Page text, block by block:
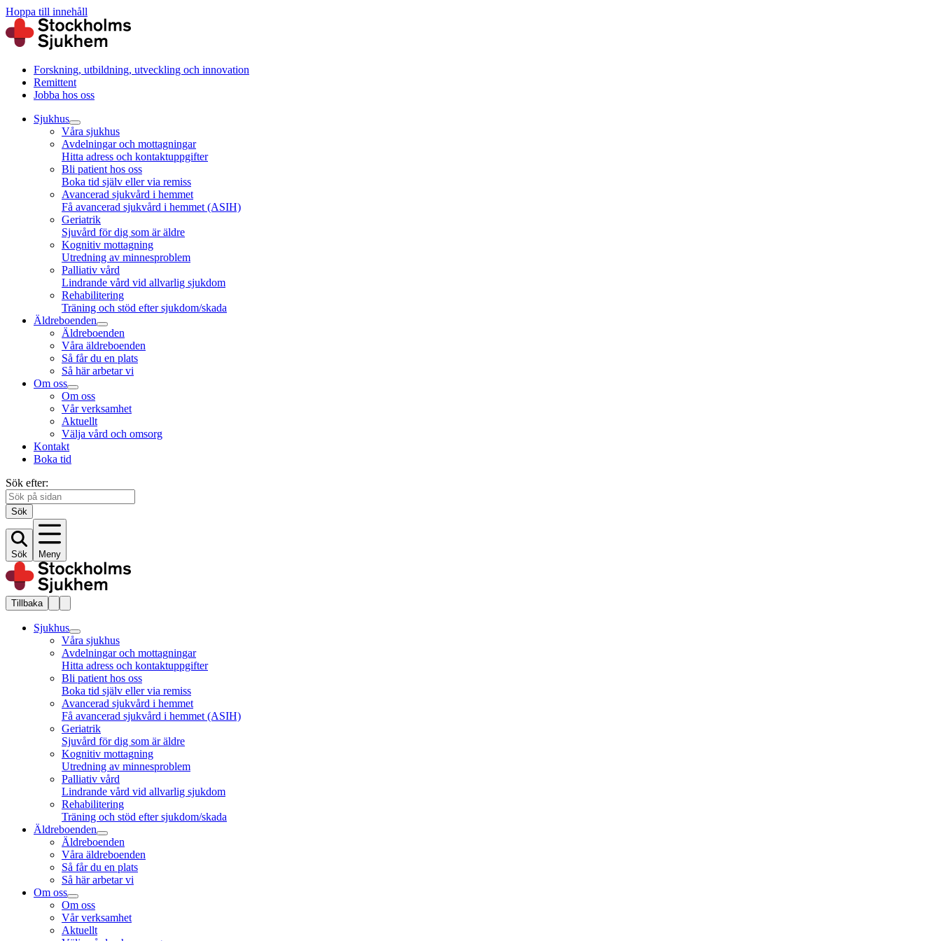
Hoppa till innehåll
Forskning, utbildning, utveckling och innovation
Remittent
Jobba hos oss
Sjukhus
Våra sjukhus
Avdelningar och mottagningar
Hitta adress och kontaktuppgifter
Bli patient hos oss
Boka tid själv eller via remiss
Avancerad sjukvård i hemmet
Få avancerad sjukvård i hemmet (ASIH)
Geriatrik
Sjuvård för dig som är äldre
Kognitiv mottagning
Utredning av minnesproblem
Palliativ vård
Lindrande vård vid allvarlig sjukdom
Rehabilitering
Träning och stöd efter sjukdom/skada
Äldreboenden
Äldreboenden
Våra äldreboenden
Så får du en plats
Så här arbetar vi
Om oss
Om oss
Vår verksamhet
Aktuellt
Välja vård och omsorg
Kontakt
Boka tid
Sök efter:
Sök
Sök Meny
Tillbaka
Sjukhus
Våra sjukhus
Avdelningar och mottagningar
Hitta adress och kontaktuppgifter
Bli patient hos oss
Boka tid själv eller via remiss
Avancerad sjukvård i hemmet
Få avancerad sjukvård i hemmet (ASIH)
Geriatrik
Sjuvård för dig som är äldre
Kognitiv mottagning
Utredning av minnesproblem
Palliativ vård
Lindrande vård vid allvarlig sjukdom
Rehabilitering
Träning och stöd efter sjukdom/skada
Äldreboenden
Äldreboenden
Våra äldreboenden
Så får du en plats
Så här arbetar vi
Om oss
Om oss
Vår verksamhet
Aktuellt